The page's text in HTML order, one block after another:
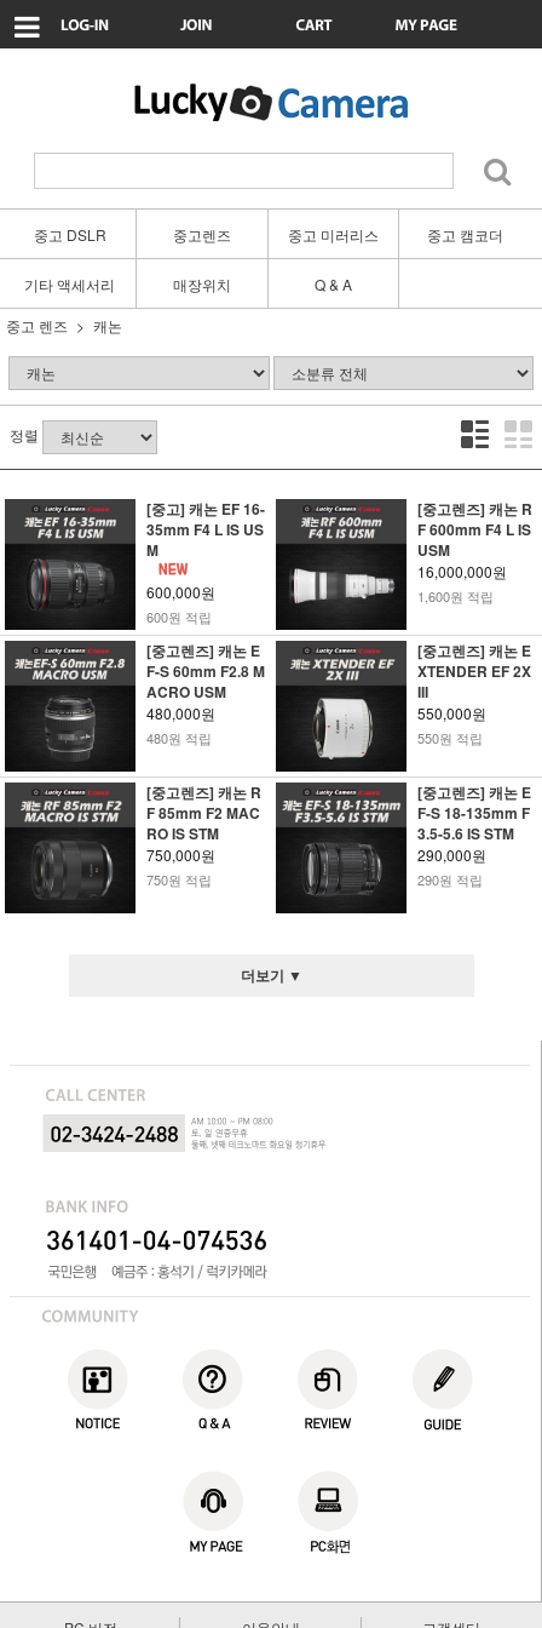
중고 DSLR 중고렌즈 중고 미러리스 중고 캠코더
기타 액세서리 매장위치
Q & A
중고 렌즈
캐논
정렬
[중고] 캐논 EF 16-
35mm F4 L IS US
M
600,000원
600원 적립
[중고렌즈] 캐논 R
F 600mm F4 L IS
USM
16,000,000원
1,600원 적립
[중고렌즈] 캐논 E
F-S 60mm F2.8 M
ACRO USM
480,000원
480원 적립
[중고렌즈] 캐논 E
XTENDER EF 2X
III
550,000원
550원 적립
[중고렌즈] 캐논 R
F 85mm F2 MAC
RO IS STM
750,000원
750원 적립
[중고렌즈] 캐논 E
F-S 18-135mm F
3.5-5.6 IS STM
290,000원
290원 적립
더보기 ▼